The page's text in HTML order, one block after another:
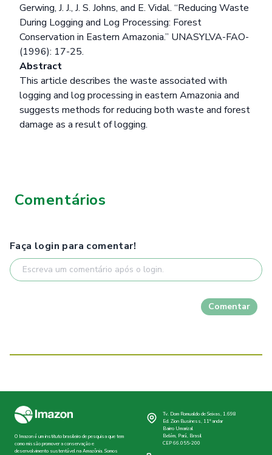
Gerwing, J. J., J. S. Johns, and E. Vidal. “Reducing Waste
During Logging and Log Processing: Forest
Conservation in Eastern Amazonia.” UNASYLVA-FAO-
(1996): 17-25.
Abstract
This article describes the waste associated with
logging and log processing in eastern Amazonia and
suggests methods for reducing both waste and forest
damage as a result of logging.
Comentários
Faça login para comentar!
Comentar
O Imazon é um instituto brasileiro de pesquisa que tem
como missão promover a conservação e
desenvolvimento sustentável na Amazônia. Somos
Tv. Dom Romualdo de Seixas, 1.698
Ed. Zion Business, 11º andar
Bairro Umarizal
Belém, Pará, Brasil
CEP 66.055-200